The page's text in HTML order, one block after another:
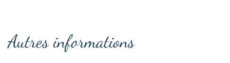
Autres informations